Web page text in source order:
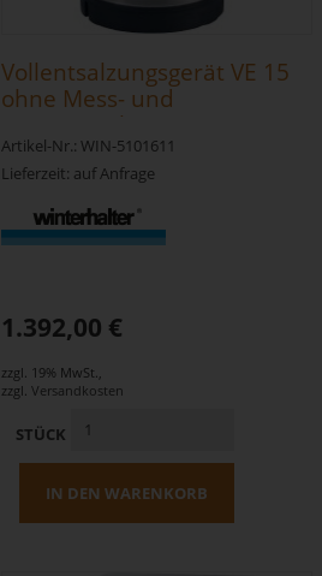
Vollentsalzungsgerät VE 15
ohne Mess- und
Anzeigeeinheit
Artikel-Nr.: WIN-5101611
Lieferzeit: auf Anfrage
1.392,00 €
zzgl. 19% MwSt.
zzgl. Versandkosten
STÜCK
IN DEN WARENKORB